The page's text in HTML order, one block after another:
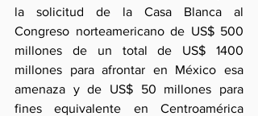
la solicitud de la Casa Blanca al
Congreso norteamericano de US$ 500
millones de un total de US$ 1400
millones para afrontar en México esa
amenaza y de US$ 50 millones para
fines equivalente en Centroamérica